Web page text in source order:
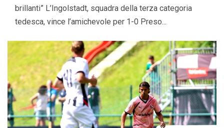
brillanti” L’Ingolstadt, squadra della terza categoria
tedesca, vince l’amichevole per 1-0 Preso...